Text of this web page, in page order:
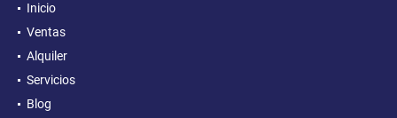
Inicio
Ventas
Alquiler
Servicios
Blog